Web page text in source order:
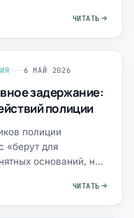
ЧИТАТЬ
6 МАЙ 2026
задержание:
полиции
полиции
«берут для
оснований, не
ЧИТАТЬ